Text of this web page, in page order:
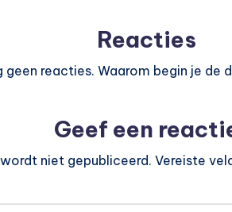
Reacties
geen reacties. Waarom begin je de
Geef een
niet gepubliceerd. Vereiste